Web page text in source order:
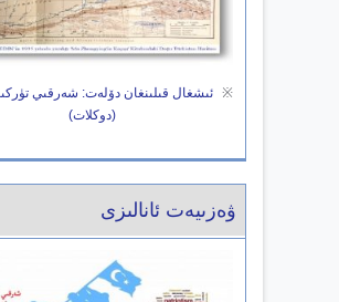
※ ئىشغال قىلىنغان دۆلەت: شەرقىي
(دوكلات)
ۋەزىيەت ئانالىزى